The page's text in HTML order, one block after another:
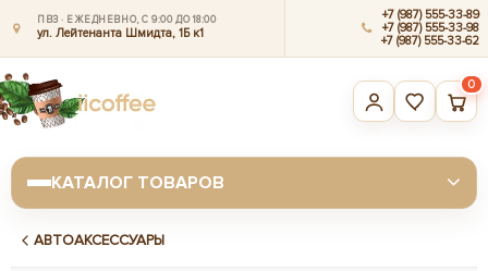
ПВЗ · ЕЖЕДНЕВНО, С 9:00 ДО 18:00
ул. Лейтенанта Шмидта, 1Б к1
+7 (987) 555-33-89
+7 (987) 555-33-98
+7 (987) 555-33-62
0
КАТАЛОГ ТОВАРОВ
АВТОАКСЕССУАРЫ